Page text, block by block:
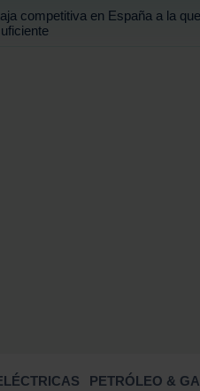
competitiva en España a la
PETRÓLEO &
BUSCAR